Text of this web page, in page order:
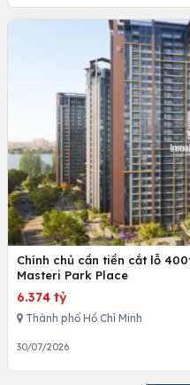
Chính chủ cần tiền cắt lỗ
Masteri Park Place
6.374 tỷ
Thành phố Hồ Chí Minh
30/07/2026